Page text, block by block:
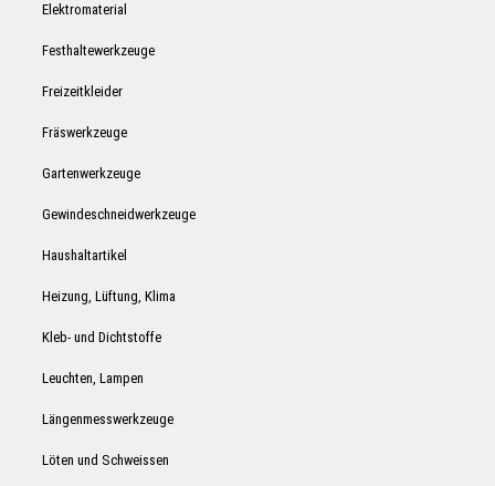
Elektromaterial
Festhaltewerkzeuge
Freizeitkleider
Fräswerkzeuge
Gartenwerkzeuge
Gewindeschneidwerkzeuge
Haushaltartikel
Heizung, Lüftung, Klima
Kleb- und Dichtstoffe
Leuchten, Lampen
Längenmesswerkzeuge
Löten und Schweissen